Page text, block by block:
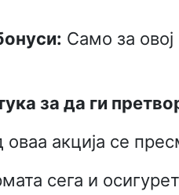
Само за
за да ги
акција се
сега и